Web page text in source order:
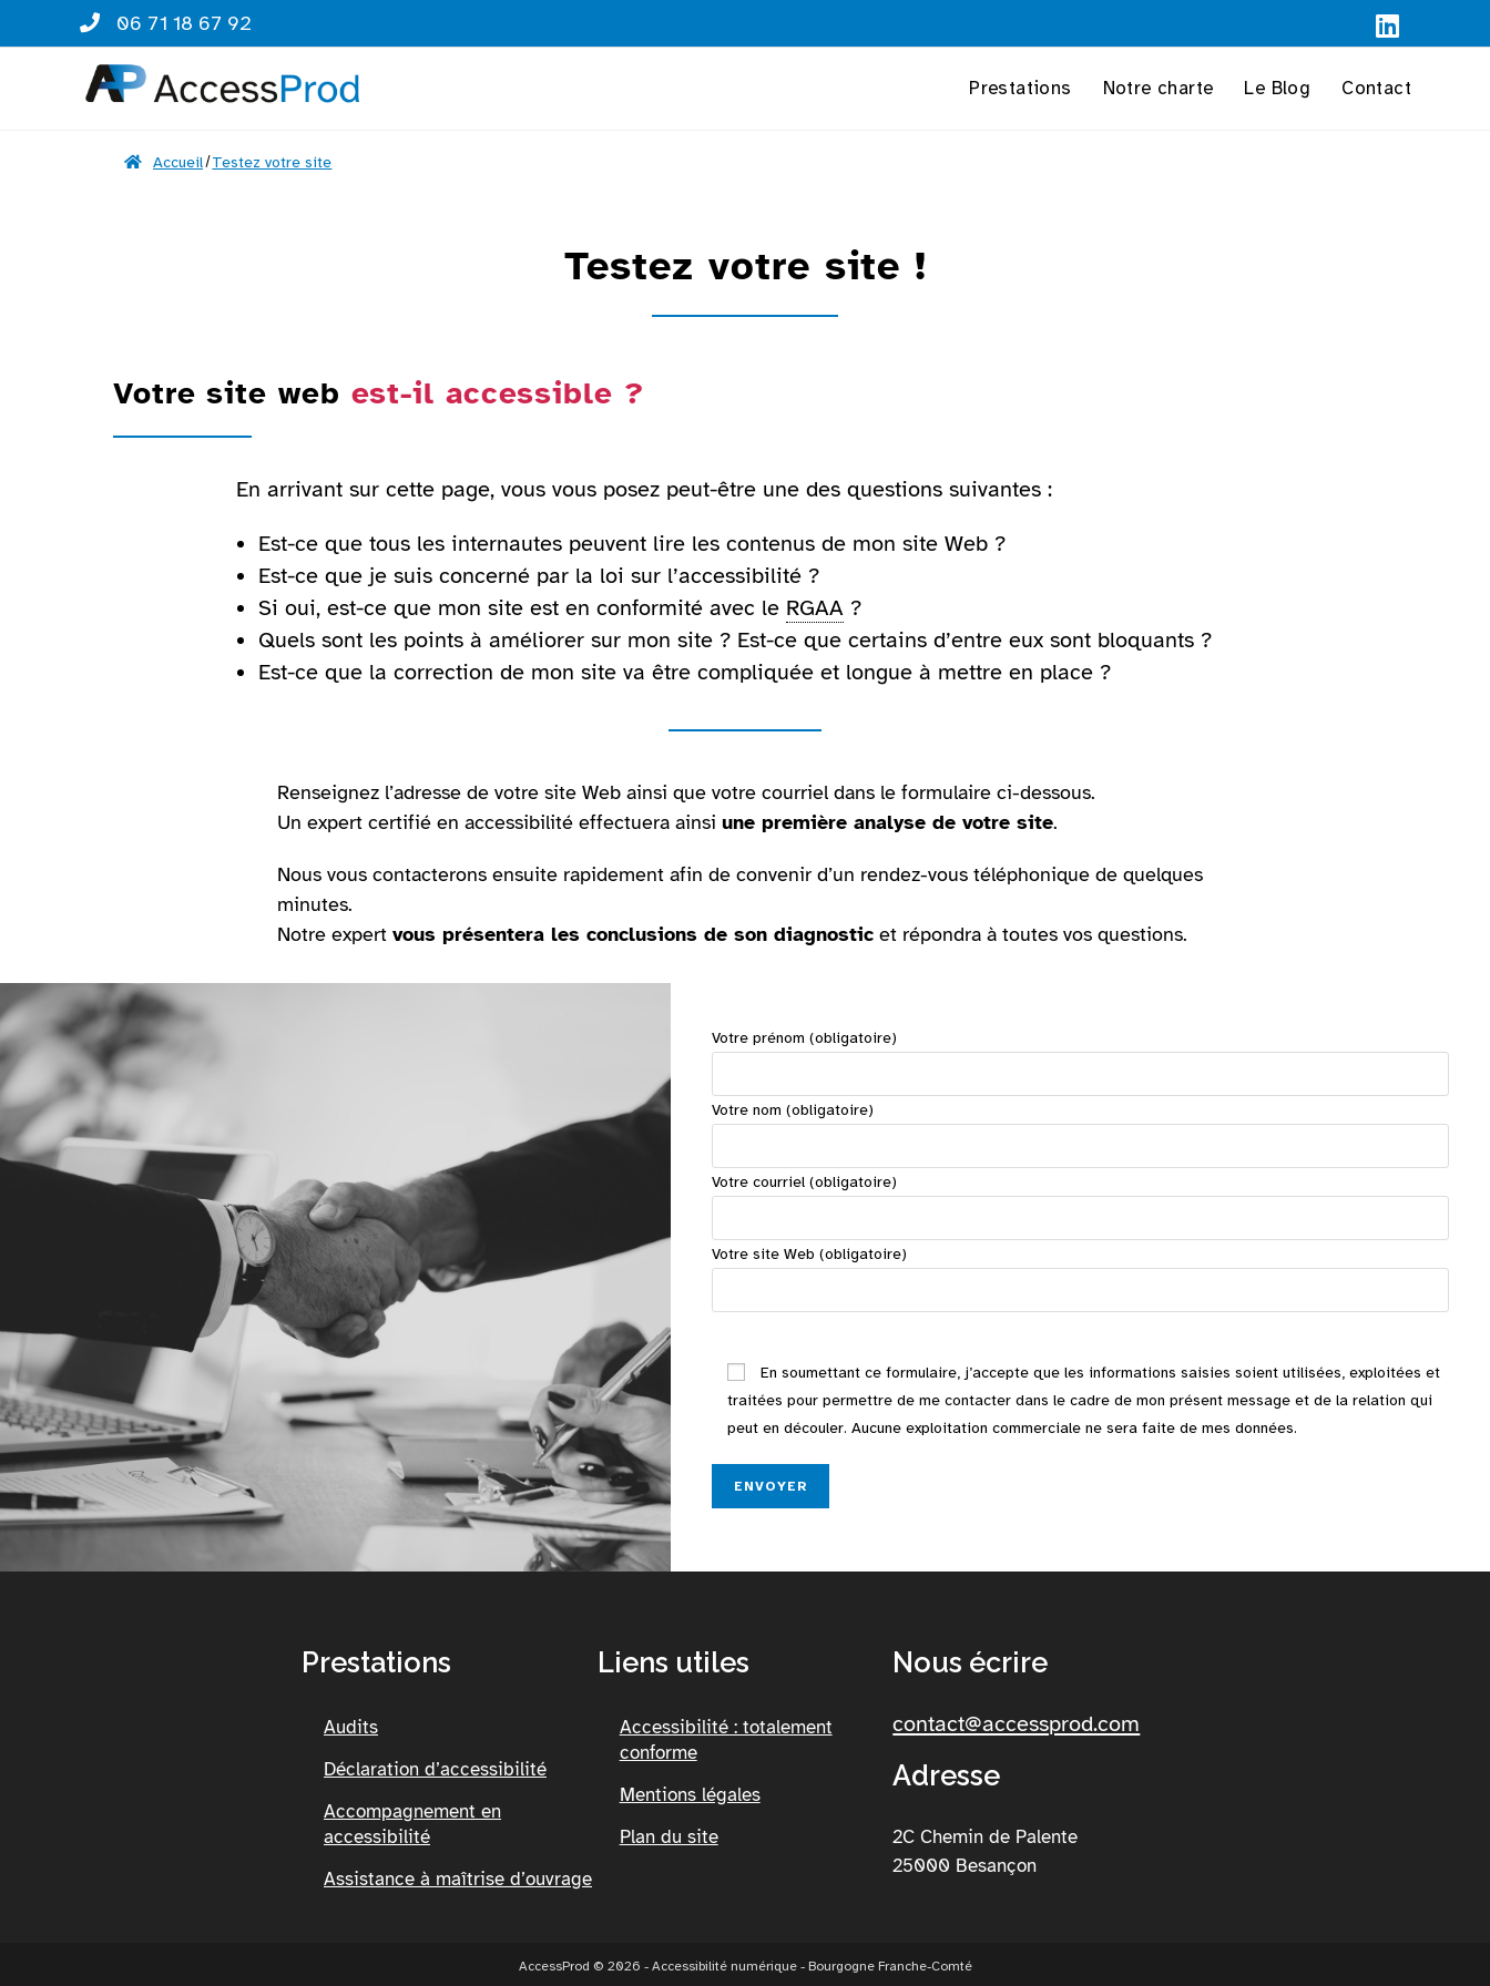
06 71 18 67 92
Prestations Notre charte Le Blog Contact
Accueil Testez votre site
Testez votre site !
Votre site web est-il accessible ?
En arrivant sur cette page, vous vous posez peut-être une des questions suivantes :
Est-ce que tous les internautes peuvent lire les contenus de mon site Web ?
Est-ce que je suis concerné par la loi sur l’accessibilité ?
Si oui, est-ce que mon site est en conformité avec le RGAA ?
Quels sont les points à améliorer sur mon site ? Est-ce que certains d’entre eux sont bloquants ?
Est-ce que la correction de mon site va être compliquée et longue à mettre en place ?
Renseignez l’adresse de votre site Web ainsi que votre courriel dans le formulaire ci-dessous.
Un expert certifié en accessibilité effectuera ainsi une première analyse de votre site.
Nous vous contacterons ensuite rapidement afin de convenir d’un rendez-vous téléphonique de quelques
minutes.
Notre expert vous présentera les conclusions de son diagnostic et répondra à toutes vos questions.
Votre prénom (obligatoire)
Votre nom (obligatoire)
Votre courriel (obligatoire)
Votre site Web (obligatoire)
l
l
s
r
e
h
v
En soumettant ce formulaire, j’accepte que les informations saisies soient utilisées, exploitées et
traitées pour permettre de me contacter dans le cadre de mon présent message et de la relation qui
peut en découler. Aucune exploitation commerciale ne sera faite de mes données.
Prestations
Audits
Déclaration d’accessibilité
Accompagnement en
accessibilité
Assistance à maîtrise d’ouvrage
Liens utiles
Accessibilité : totalement
conforme
Mentions légales
Plan du site
Nous écrire
contact@accessprod.com
Adresse
2C Chemin de Palente
25000 Besançon
AccessProd © 2026 - Accessibilité numérique - Bourgogne Franche-Comté